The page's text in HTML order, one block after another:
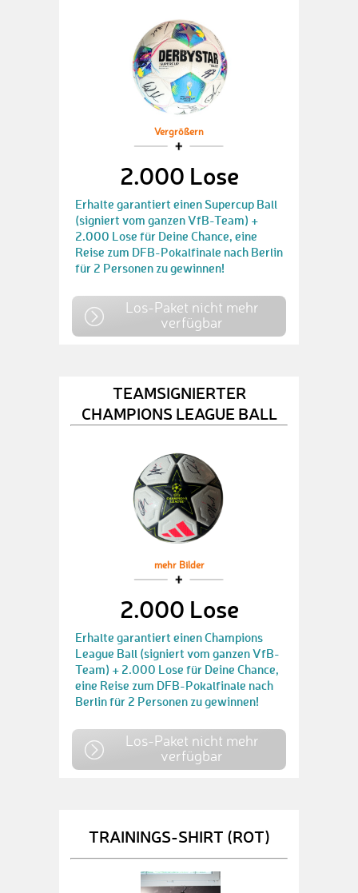
Vergrößern
2.000 Lose
Erhalte garantiert einen Supercup Ball
(signiert vom ganzen VfB-Team) +
2.000 Lose für Deine Chance, eine
Reise zum DFB-Pokalfinale nach Berlin
für 2 Personen zu gewinnen!
Los-Paket nicht mehr
verfügbar
TEAMSIGNIERTER
CHAMPIONS LEAGUE BALL
mehr Bilder
2.000 Lose
Erhalte garantiert einen Champions
League Ball (signiert vom ganzen VfB-
Team) + 2.000 Lose für Deine Chance,
eine Reise zum DFB-Pokalfinale nach
Berlin für 2 Personen zu gewinnen!
Los-Paket nicht mehr
verfügbar
TRAININGS-SHIRT (ROT)